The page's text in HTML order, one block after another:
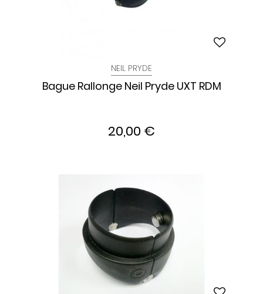
NEIL PRYDE
Bague Rallonge Neil Pryde UXT RDM
20,00 €